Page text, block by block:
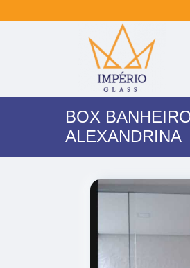
BOX
ALEXANDRINA